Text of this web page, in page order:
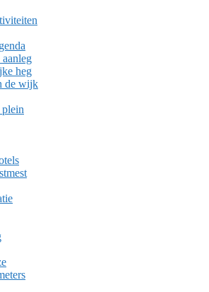
heg
de wijk
plein